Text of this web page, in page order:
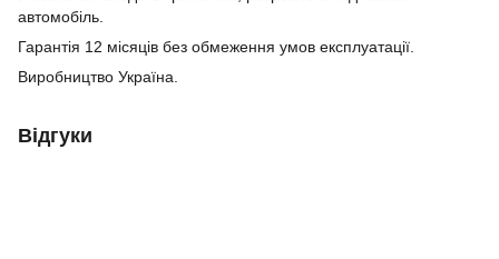
автомобіль.
Гарантія 12 місяців без обмеження умов експлуатації.
Виробництво Україна.
Відгуки